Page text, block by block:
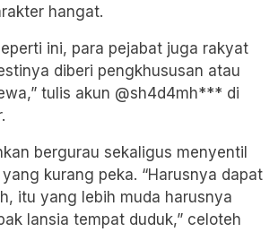
hangat.
ini, para pejabat juga rakyat
diberi pengkhususan atau
tulis akun @sh4d4mh*** di
bergurau sekaligus menyentil
kurang peka. “Harusnya dapat
itu yang lebih muda harusnya
lansia tempat duduk,” celoteh